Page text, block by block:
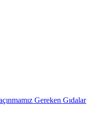
Gereken Gıdalar